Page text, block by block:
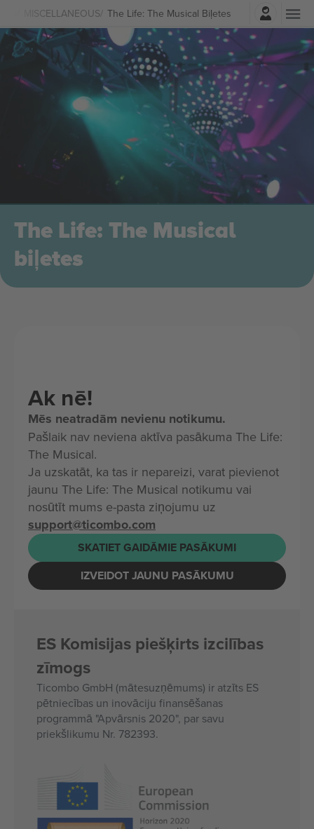
MISCELLANEOUS The Life: The Musical Biļetes
Pierakstīties
The Life: The Musical
biļetes
Ak nē!
Mēs neatradām nevienu notikumu.
Pašlaik nav neviena aktīva pasākuma The Life:
The Musical.
Ja uzskatāt, ka tas ir nepareizi, varat pievienot
jaunu The Life: The Musical notikumu vai
nosūtīt mums e-pasta ziņojumu uz
support@ticombo.com
SKATIET GAIDĀMIE PASĀKUMI
IZVEIDOT JAUNU PASĀKUMU
ES Komisijas piešķirts izcilības
zīmogs
Ticombo GmbH (mātesuzņēmums) ir atzīts ES
pētniecības un inovāciju finansēšanas
programmā "Apvārsnis 2020", par savu
priekšlikumu Nr. 782393.